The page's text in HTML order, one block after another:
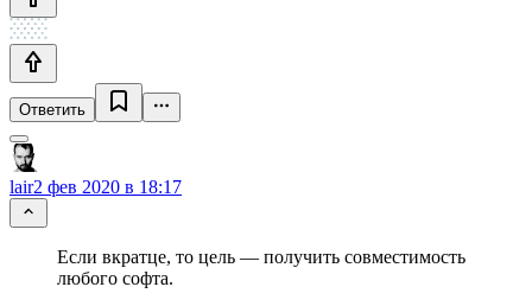
Ответить
lair2 фев 2020 в 18:17
Если вкратце, то цель — получить совместимость
любого софта.